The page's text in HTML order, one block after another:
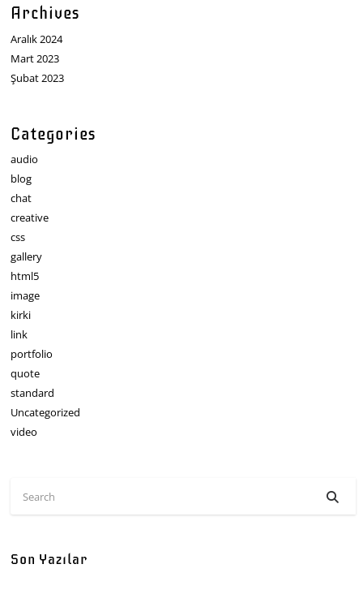
Archives
Aralık 2024
Mart 2023
Şubat 2023
Categories
audio
blog
chat
creative
css
gallery
html5
image
kirki
link
portfolio
quote
standard
Uncategorized
video
Son Yazılar